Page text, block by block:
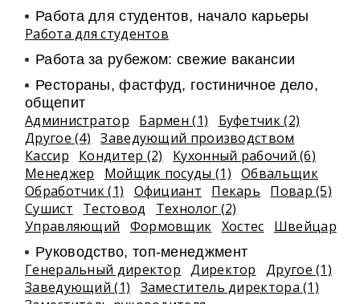
Работа для студентов, начало карьеры
Работа для студентов
Работа за рубежом: свежие вакансии
Рестораны, фастфуд, гостиничное дело,
общепит
Администратор Бармен (1)
Буфетчик (2)
Другое (4)
Заведующий производством
Кассир
Кондитер (2)
Кухонный рабочий (6)
Менеджер
Мойщик посуды (1) Обвальщик
Обработчик (1)
Официант Пекарь
Повар (5)
Сушист
Тестовод
Технолог (2)
Управляющий
Формовщик Хостес Швейцар
Руководство, топ-менеджмент
Генеральный директор Директор
Другое (1)
Заведующий (1)
Заместитель директора (1)